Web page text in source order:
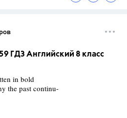
ГДЗ Английский 8 класс
in bold
the past continu-